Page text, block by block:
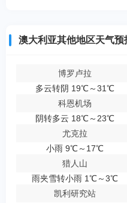
澳大利亚其他地区天气预
博罗卢拉
多云转阴 19℃～31℃
科恩机场
阴转多云 18℃～23℃
尤克拉
小雨 9℃～17℃
猎人山
雨夹雪转小雨 1℃～3℃
凯利研究站